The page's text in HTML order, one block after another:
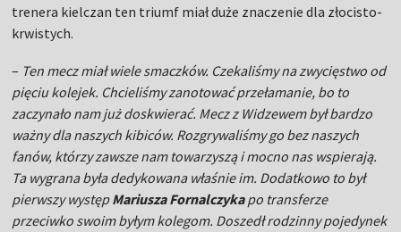
trenera kielczan ten triumf miał duże znaczenie dla złocisto-
krwistych.
– Ten mecz miał wiele smaczków. Czekaliśmy na zwycięstwo od
pięciu kolejek. Chcieliśmy zanotować przełamanie, bo to
zaczynało nam już doskwierać. Mecz z Widzewem był bardzo
ważny dla naszych kibiców. Rozgrywaliśmy go bez naszych
fanów, którzy zawsze nam towarzyszą i mocno nas wspierają.
Ta wygrana była dedykowana właśnie im. Dodatkowo to był
pierwszy występMariusza Fornalczykapo transferze
przeciwko swoim byłym kolegom. Doszedł rodzinny pojedynek